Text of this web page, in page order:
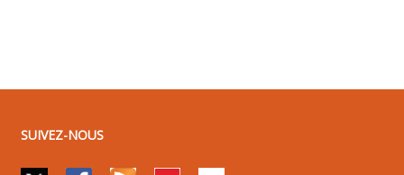
SUIVEZ-NOUS